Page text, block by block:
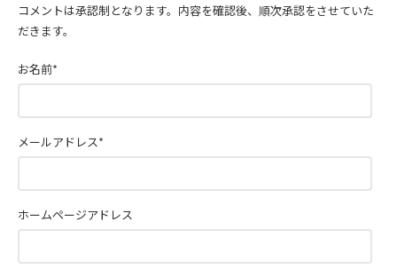
コメントは承認制となります。内容を確認後、順次承認をさせていた
だきます。
お名前*
メールアドレス*
ホームページアドレス